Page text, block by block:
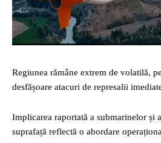
Regiunea rămâne extrem de volatilă,
desfășoare atacuri de represalii
Implicarea raportată a submarinelor și
suprafață reflectă o abordare